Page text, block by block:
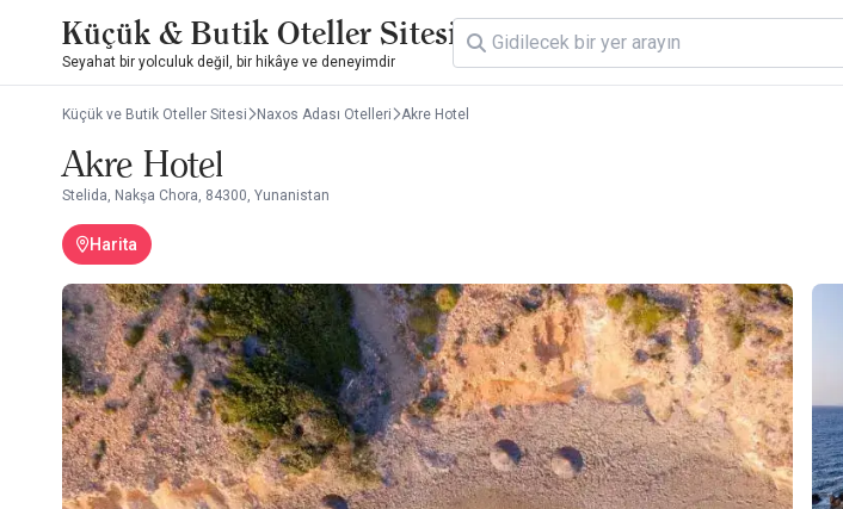
Küçük & Butik Oteller Sitesi
Seyahat bir yolculuk değil, bir hikâye ve deneyimdir
Küçük ve Butik Oteller Sitesi Naxos Adası Otelleri Akre Hotel
Akre Hotel
Stelida, Nakşa Chora, 84300, Yunanistan
Harita